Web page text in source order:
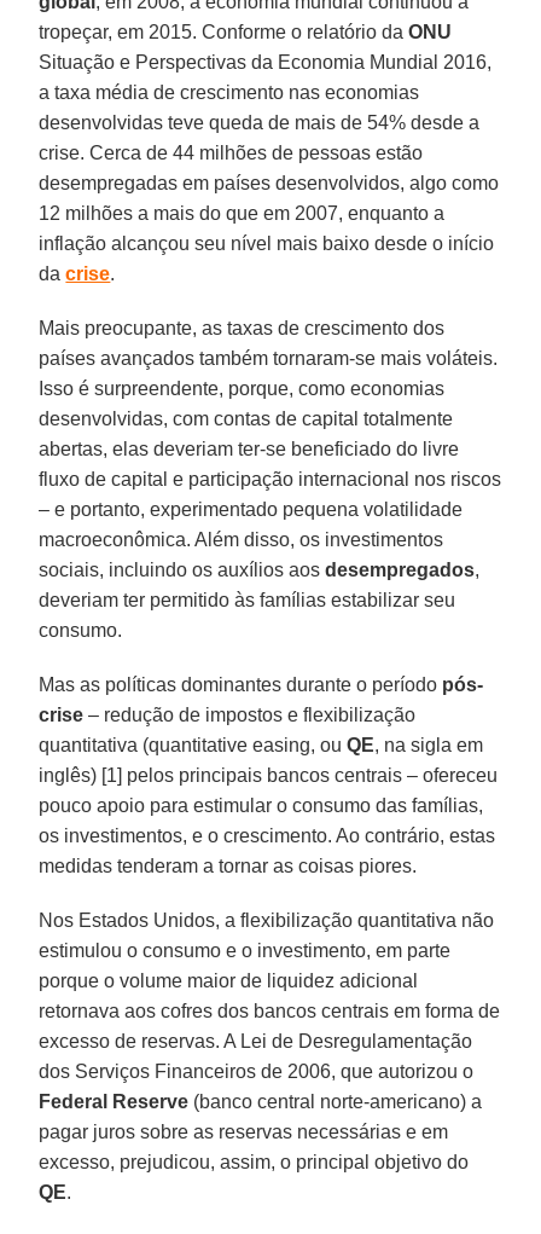
tropeçar, em 2015. Conforme o relatório daONU
Situação e Perspectivas da Economia Mundial 2016,
a taxa média de crescimento nas economias
desenvolvidas teve queda de mais de 54% desde a
crise. Cerca de 44 milhões de pessoas estão
desempregadas em países desenvolvidos, algo como
12 milhões a mais do que em 2007, enquanto a
inflação alcançou seu nível mais baixo desde o início
dacrise.
Mais preocupante, as taxas de crescimento dos
países avançados também tornaram-se mais voláteis.
Isso é surpreendente, porque, como economias
desenvolvidas, com contas de capital totalmente
abertas, elas deveriam ter-se beneficiado do livre
fluxo de capital e participação internacional nos riscos
– e portanto, experimentado pequena volatilidade
macroeconômica. Além disso, os investimentos
sociais, incluindo os auxílios aosdesempregados,
deveriam ter permitido às famílias estabilizar seu
consumo.
Mas as políticas dominantes durante o período pós-
crise – redução de impostos e flexibilização
quantitativa (quantitative easing, ouQE, na sigla em
inglês) [1] pelos principais bancos centrais – ofereceu
pouco apoio para estimular o consumo das famílias,
os investimentos, e o crescimento. Ao contrário, estas
medidas tenderam a tornar as coisas piores.
Nos Estados Unidos, a flexibilização quantitativa não
estimulou o consumo e o investimento, em parte
porque o volume maior de liquidez adicional
retornava aos cofres dos bancos centrais em forma de
excesso de reservas. A Lei de Desregulamentação
dos Serviços Financeiros de 2006, que autorizou o
Federal Reserve (banco central norte-americano) a
pagar juros sobre as reservas necessárias e em
excesso, prejudicou, assim, o principal objetivo do
QE.